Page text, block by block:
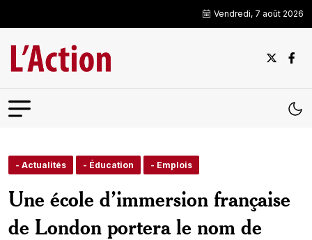
Vendredi, 7 août 2026
- Actualités - Éducation - Emplois
Une école d’immersion française
de London portera le nom de